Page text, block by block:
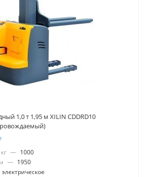
1,0 т 1,95 м XILIN CDDRD10
— 1000
— 1950
электрическое